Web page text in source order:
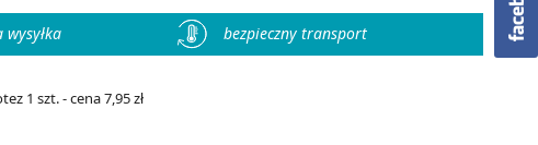
wysyłka bezpieczny transport
1 szt. - cena 7,95 zł